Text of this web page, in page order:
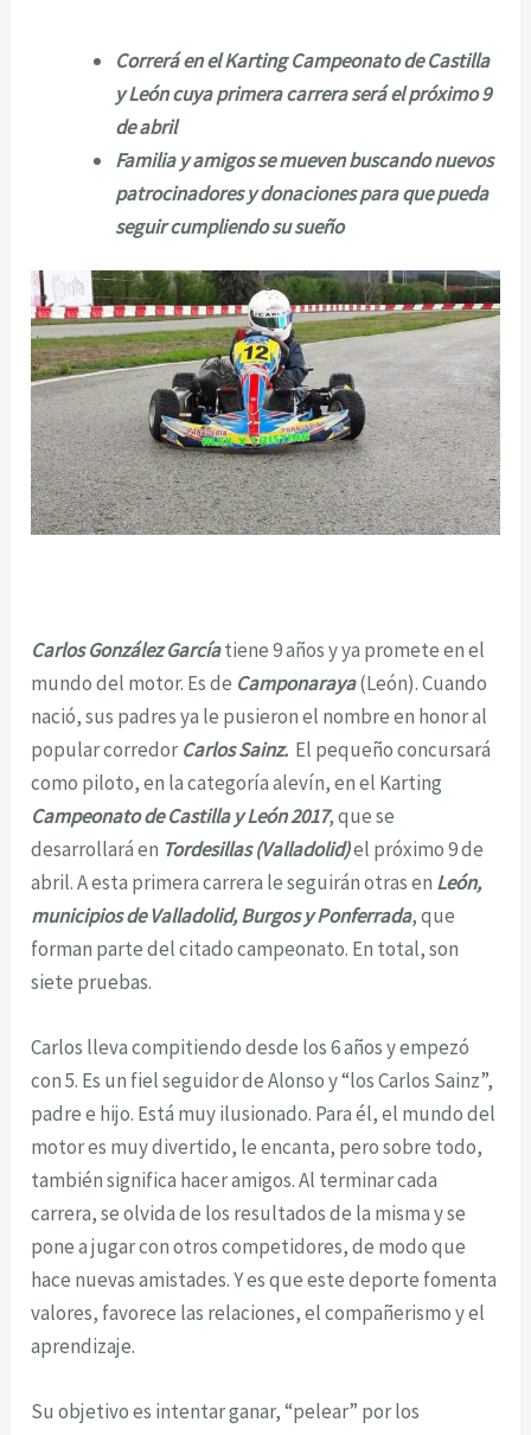
Correrá en el Karting Campeonato de Castilla
y León cuya primera carrera será el próximo 9
de abril
Familia y amigos se mueven buscando nuevos
patrocinadores y donaciones para que pueda
seguir cumpliendo su sueño
Carlos González Garcíatiene 9 años y ya promete en el
mundo del motor. Es de Camponaraya(León). Cuando
nació, sus padres ya le pusieron el nombre en honor al
popular corredorCarlos Sainz. El pequeño concursará
como piloto, en la categoría alevín, en el Karting
Campeonato de Castilla y León 2017, que se
desarrollará en Tordesillas (Valladolid)el próximo 9 de
abril. A esta primera carrera le seguirán otras en León,
municipios de Valladolid, Burgos y Ponferrada, que
forman parte del citado campeonato. En total, son
siete pruebas.
Carlos lleva compitiendo desde los 6 años y empezó
con 5. Es un fiel seguidor de Alonso y “los Carlos Sainz”,
padre e hijo. Está muy ilusionado. Para él, el mundo del
motor es muy divertido, le encanta, pero sobre todo,
también significa hacer amigos. Al terminar cada
carrera, se olvida de los resultados de la misma y se
pone a jugar con otros competidores, de modo que
hace nuevas amistades. Y es que este deporte fomenta
valores, favorece las relaciones, el compañerismo y el
aprendizaje.
Su objetivo es intentar ganar, “pelear” por los